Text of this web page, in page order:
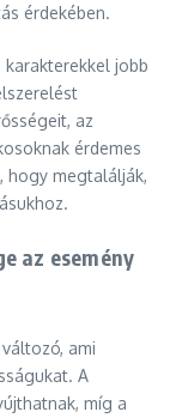
érdekében.
karakterekkel jobb
az
érdemes
hogy megtalálják,
az esemény
ami
A
míg a